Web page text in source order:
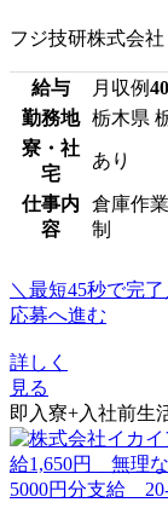
フジ技研株式会
給与 月収例
勤務地
栃木県
寮・社
宅
あり
仕事内
容
倉庫作
制
＼最短45秒で完了
応募へ進む
詳しく
見る
即入寮+入社前生